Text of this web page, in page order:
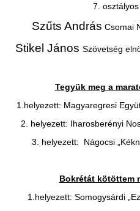
7.
Szűts András Csomai
Stikel János Szövetség
Tegyük meg a
1.helyezett: Magyaregresi
helyezett: Iharosberényi
3. helyezett: Nágocsi
Bokrétát kötöttem
1.helyezett: Somogysárdi